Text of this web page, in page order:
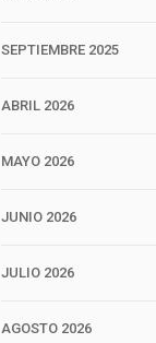
SEPTIEMBRE 2025
ABRIL 2026
MAYO 2026
JUNIO 2026
JULIO 2026
AGOSTO 2026